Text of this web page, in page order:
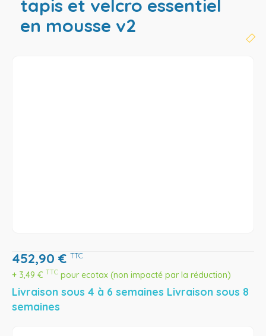
tapis et velcro essentiel
en mousse v2
452,90 € TTC
+ 3,49 € TTC pour ecotax (non impacté par la réduction)
Livraison sous 4 à 6 semaines Livraison sous 8
semaines